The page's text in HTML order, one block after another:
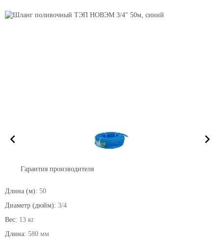
Гарантия производителя
Длина (м): 50
Диаметр (дюйм): 3/4
Вес: 13 кг
Длина: 580 мм